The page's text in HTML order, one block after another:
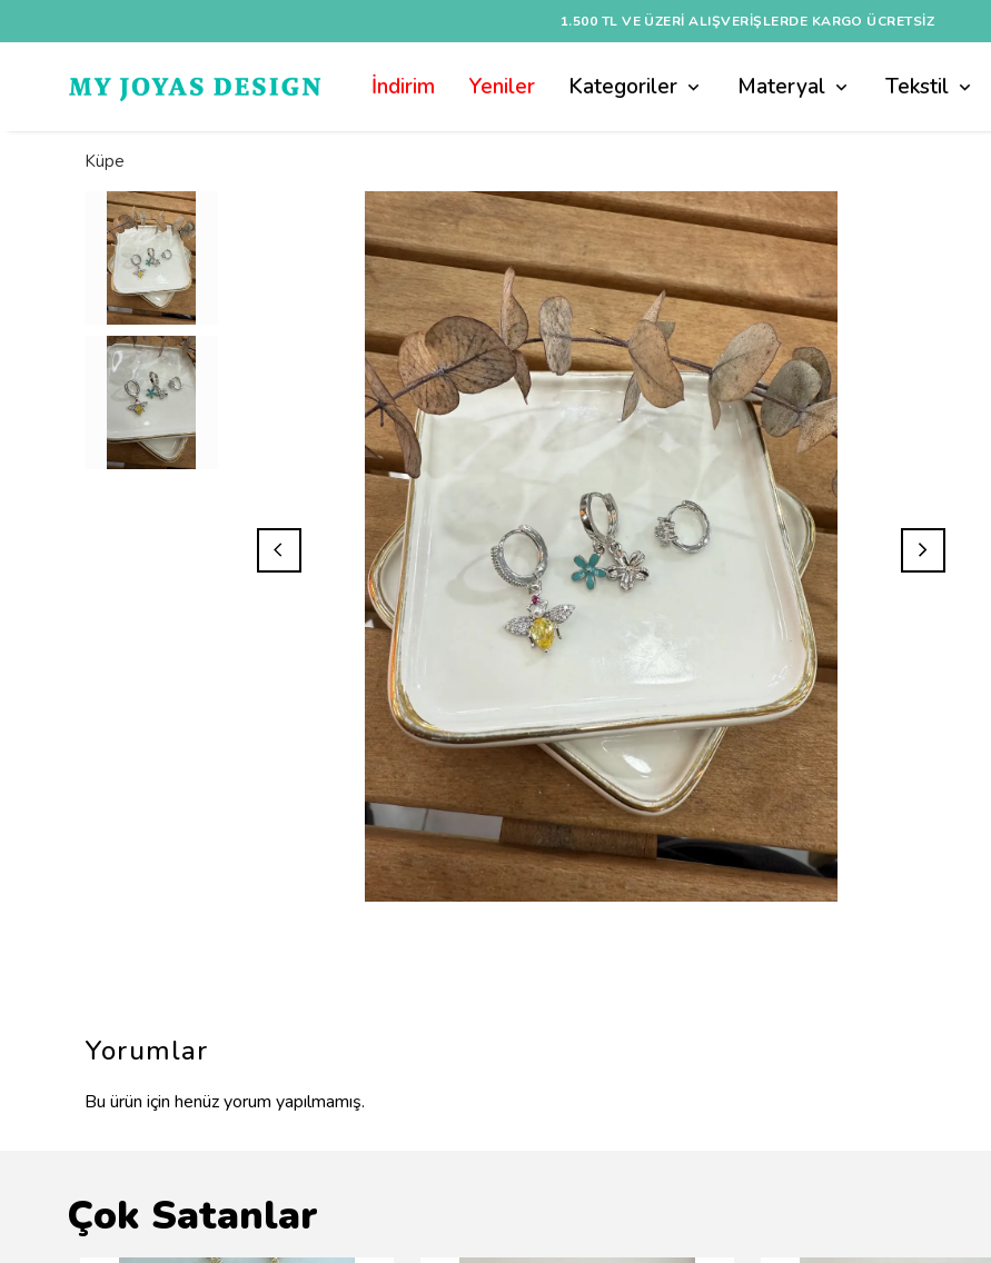
1.500 TL VE ÜZERI ALIŞVERIŞLERDE KARGO ÜCRETSİZ
İndirim Yeniler Kategoriler Materyal Tekstil
Küpe
Yorumlar
Bu ürün için henüz yorum yapılmamış.
Çok Satanlar